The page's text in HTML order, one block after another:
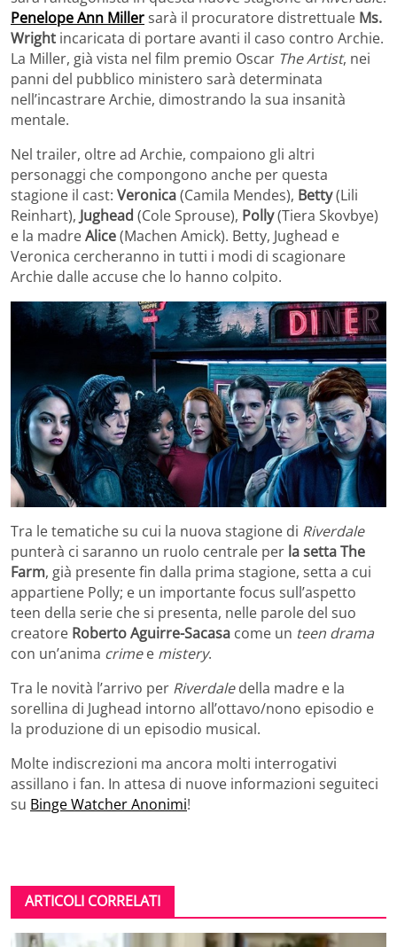
Penelope Ann Millersarà il procuratore distrettuale Ms.
Wright incaricata di portare avanti il caso contro Archie.
La Miller, già vista nel film premio Oscar The Artist, nei
panni del pubblico ministero sarà determinata
nell’incastrare Archie, dimostrando la sua insanità
mentale.
Nel trailer, oltre ad Archie, compaiono gli altri
personaggi che compongono anche per questa
stagione il cast: Veronica(Camila Mendes), Betty(Lili
Reinhart), Jughead (Cole Sprouse), Polly(Tiera Skovbye)
e la madreAlice(Machen Amick). Betty, Jughead e
Veronica cercheranno in tutti i modi di scagionare
Archie dalle accuse che lo hanno colpito.
Tra le tematiche su cui la nuova stagione di Riverdale
punterà ci saranno un ruolo centrale per la setta The
Farm, già presente fin dalla prima stagione, setta a cui
appartiene Polly; e un importante focus sull’aspetto
teen della serie che si presenta, nelle parole del suo
creatore Roberto Aguirre-Sacasa come un teen drama
con un’anima crimee mistery.
Tra le novità l’arrivo per Riverdaledella madre e la
sorellina di Jughead intorno all’ottavo/nono episodio e
la produzione di un episodio musical.
Molte indiscrezioni ma ancora molti interrogativi
assillano i fan. In attesa di nuove informazioni seguiteci
su Binge Watcher Anonimi!
ARTICOLI CORRELATI